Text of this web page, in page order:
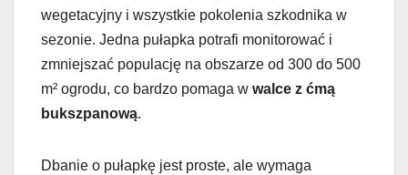
wegetacyjny i wszystkie pokolenia szkodnika w
sezonie. Jedna pułapka potrafi monitorować i
zmniejszać populację na obszarze od 300 do 500
m² ogrodu, co bardzo pomaga w walce z ćmą
bukszpanową.
Dbanie o pułapkę jest proste, ale wymaga